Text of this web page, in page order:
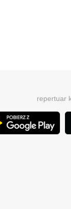
repertuar